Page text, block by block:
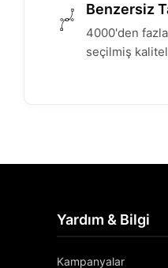
Benzersiz
4000'den
seçilmiş
Yardım & Bilgi
Kampanyalar